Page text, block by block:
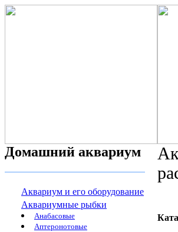
Домашний аквариум
Аквариум и его оборудование
Аквариумные рыбки
Анабасовые
Аптеронотовые